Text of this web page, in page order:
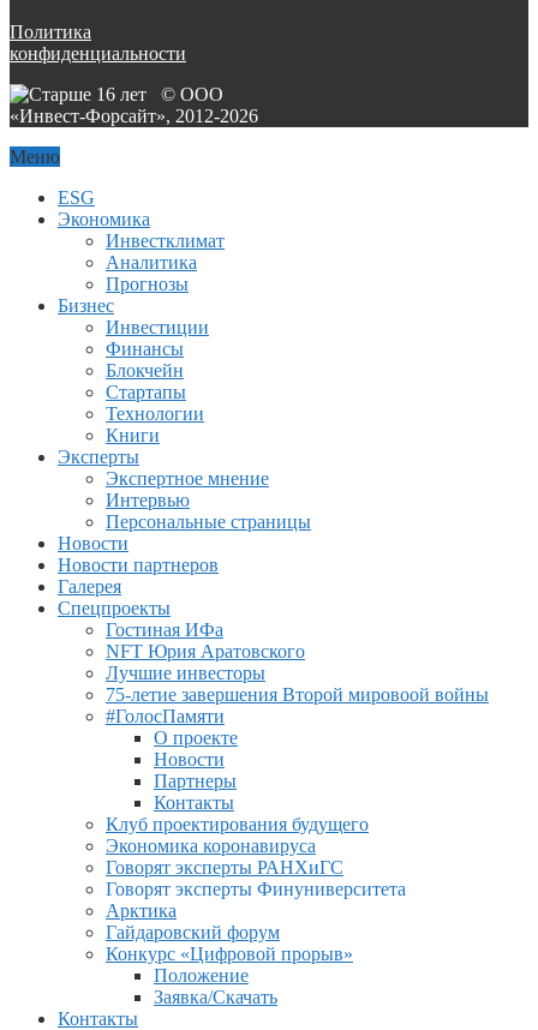
Политика
конфиденциальности
© ООО
«Инвест-Форсайт», 2012-2026
Меню
ESG
Экономика
Инвестклимат
Аналитика
Прогнозы
Бизнес
Инвестиции
Финансы
Блокчейн
Стартапы
Технологии
Книги
Эксперты
Экспертное мнение
Интервью
Персональные страницы
Новости
Новости партнеров
Галерея
Спецпроекты
Гостиная ИФа
NFT Юрия Аратовского
Лучшие инвесторы
75-летие завершения Второй мировоой войны
#ГолосПамяти
О проекте
Новости
Партнеры
Контакты
Клуб проектирования будущего
Экономика коронавируса
Говорят эксперты РАНХиГС
Говорят эксперты Финуниверситета
Арктика
Гайдаровский форум
Конкурс «Цифровой прорыв»
Положение
Заявка/Скачать
Контакты